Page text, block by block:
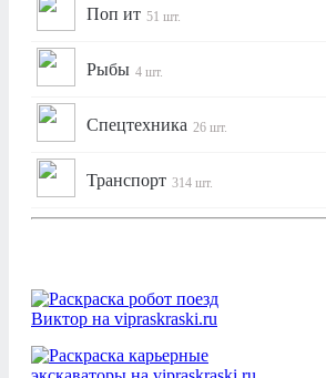
Поп ит 51 шт.
Рыбы 4 шт.
Спецтехника 26 шт.
Транспорт 314 шт.